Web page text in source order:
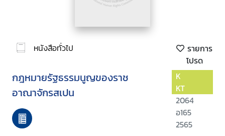
หนังสือทั่วไป
รายการ
โปรด
กฎหมายรัฐธรรมนูญของราช
อาณาจักรสเปน
K
KT
2064
อ165
2565